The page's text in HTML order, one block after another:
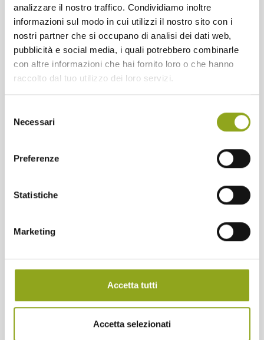
analizzare il nostro traffico. Condividiamo inoltre
informazioni sul modo in cui utilizzi il nostro sito con i
nostri partner che si occupano di analisi dei dati web,
pubblicità e social media, i quali potrebbero combinarle
con altre informazioni che hai fornito loro o che hanno
raccolto dal tuo utilizzo dei loro servizi.
delNecessari
Preferenze
Statistiche
Marketing
Accetta tutti
Accetta selezionati
prodotti agricoli a km0, aree per smart working,
palestre e aree wellness integrati all’interno delle
residenze UPTOWN;
Salute: in UPTOWN mettiamo a disposizione
poliambulatori specialistici, medico di base e servizi
welfare;
Area Pet: oltre ai 300.000 metri quadrati di parco
UPTOWN ha lo spazio idoneo per accogliere animali
domestici e, a partire dal 2021, sarà disponibile uno
Sport: all’interno dello smart district, i residenti hanno
skate park, campi da volley, basket;